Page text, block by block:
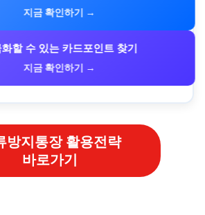
지금 확인하기 →
할 수 있는 카드포인트 찾기
지금 확인하기 →
방지통장 활용전략
바로가기